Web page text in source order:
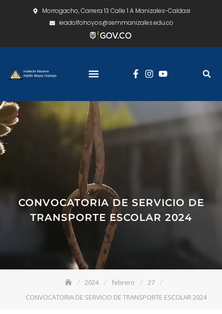
Morrogacho, Carrera 13 Calle 1 A Manizales-Caldas
ieadolfohoyos@semmanizales.edu.co
CONVOCATORIA DE SERVICIO DE
TRANSPORTE ESCOLAR 2024
2024 febrero
27
CONVOCATORIA DE SERVICIO DE TRANSPORTE ESCOLAR 2024